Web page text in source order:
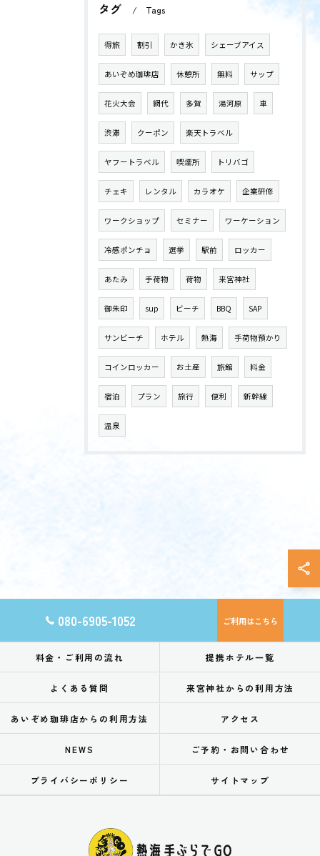
タグ Tags
得旅 割引 かき氷 シェーブアイス
あいぞめ珈琲店 休憩所 無料 サップ
花火大会 網代 多賀 湯河原 車
渋滞 クーポン 楽天トラベル
ヤフートラベル 喫煙所 トリバゴ
チェキ レンタル カラオケ 企業研修
ワークショップ セミナー ワーケーション
冷感ポンチョ 選挙 駅前 ロッカー
あたみ 手荷物 荷物 来宮神社
御朱印 sup ビーチ BBQ SAP
サンビーチ ホテル 熱海 手荷物預かり
コインロッカー お土産 旅館 料金
宿泊 プラン 旅行 便利 新幹線
温泉
080-6905-1052 ご利用はこちら
料金・ご利用の流れ 提携ホテル一覧
よくある質問 来宮神社からの利用方法
あいぞめ珈琲店からの利用方法 アクセス
NEWS ご予約・お問い合わせ
プライバシーポリシー サイトマップ